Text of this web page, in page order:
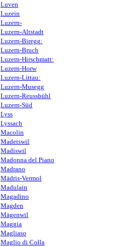
Luven
Luzein
Luzern-
Luzern-Altstadt
Luzern-Biregg:
Luzern-Bruch
Luzern-Hirschmatt:
Luzern-Horw
Luzern-Littau:
Luzern-Musegg
Luzern-Reussbühl
Luzern-Süd
Lyss
Lyssach
Macolin
Madetswil
Madiswil
Madonna del Piano
Madrano
Mädris-Vermol
Madulain
Magadino
Magden
Mägenwil
Maggia
Magliaso
Maglio di Colla